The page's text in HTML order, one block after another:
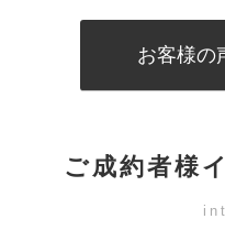
お客様の
ご成約者様